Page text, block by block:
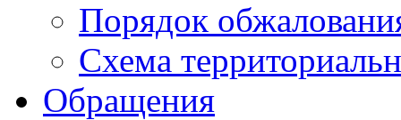
Порядок
Схема
Обращения